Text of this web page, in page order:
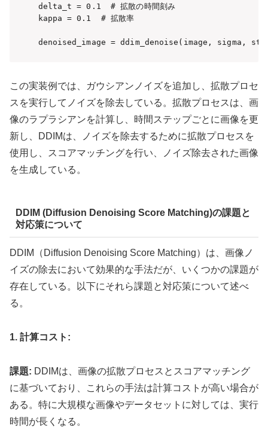
delta_t = 0.1  # 拡散の時間刻み
kappa = 0.1  # 拡散率
denoised_image = ddim_denoise(image, sigma,
この実装例では、ガウシアンノイズを追加し、拡散プロセ
スを実行してノイズを除去している。拡散プロセスは、画
像のラプラシアンを計算し、時間ステップごとに画像を更
新し、DDIMは、ノイズを除去するために拡散プロセスを
使用し、スコアマッチングを行い、ノイズ除去された画像
を生成している。
DDIM (Diffusion Denoising Score Matching)の課題と
対応策について
DDIM（Diffusion Denoising Score Matching）は、画像ノ
イズの除去において効果的な手法だが、いくつかの課題が
存在している。以下にそれら課題と対応策について述べ
る。
1. 計算コスト:
課題: DDIMは、画像の拡散プロセスとスコアマッチング
に基づいており、これらの手法は計算コストが高い場合が
ある。特に大規模な画像やデータセットに対しては、実行
時間が長くなる。